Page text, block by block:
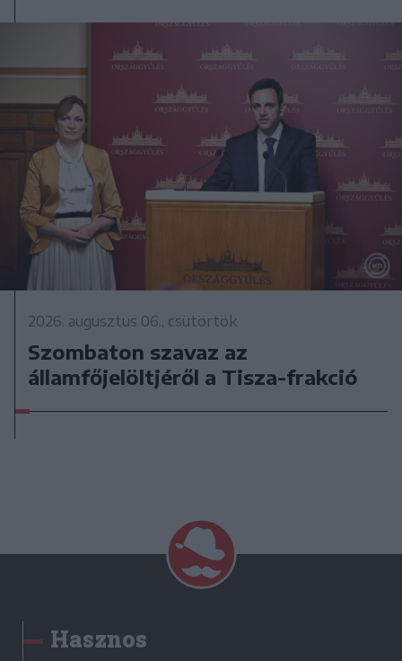
2026. augusztus 06., csütörtök
Szombaton szavaz az
államfőjelöltjéről a Tisza-frakció
Hasznos